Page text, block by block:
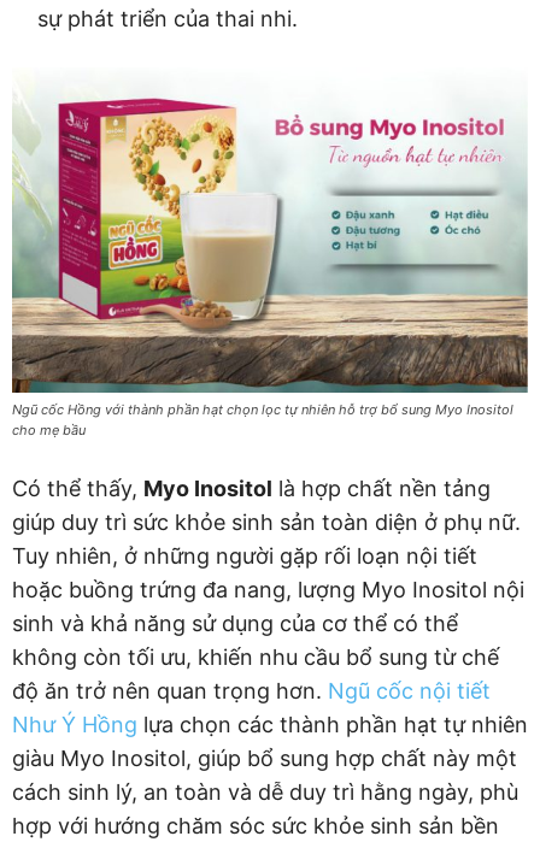
sự phát triển của thai nhi.
Ngũ cốc Hồng với thành phần hạt chọn lọc tự nhiên hỗ trợ bổ sung Myo Inositol
cho mẹ bầu
Có thể thấy, Myo Inositol là hợp chất nền tảng
giúp duy trì sức khỏe sinh sản toàn diện ở phụ nữ.
Tuy nhiên, ở những người gặp rối loạn nội tiết
hoặc buồng trứng đa nang, lượng Myo Inositol nội
sinh và khả năng sử dụng của cơ thể có thể
không còn tối ưu, khiến nhu cầu bổ sung từ chế
độ ăn trở nên quan trọng hơn. Ngũ cốc nội tiết
Như Ý Hồng lựa chọn các thành phần hạt tự nhiên
giàu Myo Inositol, giúp bổ sung hợp chất này một
cách sinh lý, an toàn và dễ duy trì hằng ngày, phù
hợp với hướng chăm sóc sức khỏe sinh sản bền